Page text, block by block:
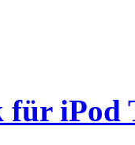
für iPod